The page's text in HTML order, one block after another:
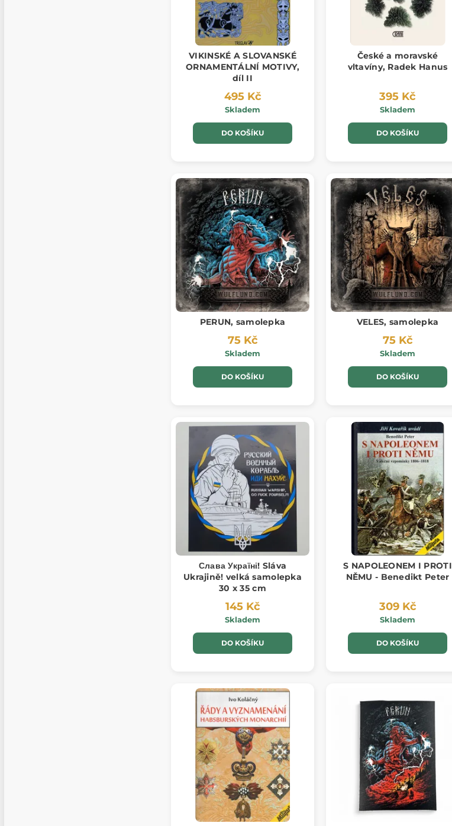
VIKINSKÉ A SLOVANSKÉ
ORNAMENTÁLNÍ MOTIVY,
díl II
495 Kč
Skladem
DO KOŠÍKU
České a moravské
vltavíny, Radek Hanus
395 Kč
Skladem
DO KOŠÍKU
PERUN, samolepka
75 Kč
Skladem
DO KOŠÍKU
VELES, samolepka
75 Kč
Skladem
DO KOŠÍKU
Слава Україні! Sláva
Ukrajině! velká samolepka
30 x 35 cm
145 Kč
Skladem
DO KOŠÍKU
S NAPOLEONEM I PROTI
NĚMU - Benedikt Peter
309 Kč
Skladem
DO KOŠÍKU